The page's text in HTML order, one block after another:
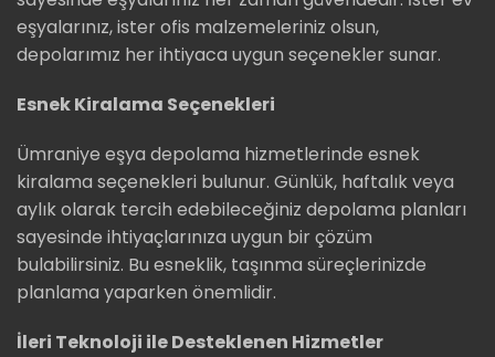
eşyalarınız, ister ofis malzemeleriniz olsun,
depolarımız her ihtiyaca uygun seçenekler sunar.
Esnek Kiralama Seçenekleri
Ümraniye eşya depolama hizmetlerinde esnek
kiralama seçenekleri bulunur. Günlük, haftalık veya
aylık olarak tercih edebileceğiniz depolama planları
sayesinde ihtiyaçlarınıza uygun bir çözüm
bulabilirsiniz. Bu esneklik, taşınma süreçlerinizde
planlama yaparken önemlidir.
İleri Teknoloji ile Desteklenen Hizmetler